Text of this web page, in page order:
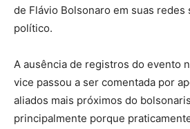
de Flávio Bolsonaro em suas redes
político.
A ausência de registros do evento
vice passou a ser comentada por
aliados mais próximos do
principalmente porque